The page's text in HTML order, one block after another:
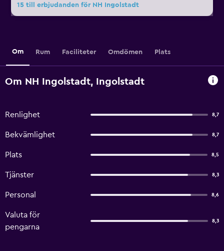
15 till erbjudanden för NH Ingolstadt
Om Rum Faciliteter Omdömen Plats
Om NH Ingolstadt, Ingolstadt
Renlighet 8,7
Bekvämlighet 8,7
Plats 8,5
Tjänster 8,3
Personal 8,6
Valuta för
pengarna
8,3